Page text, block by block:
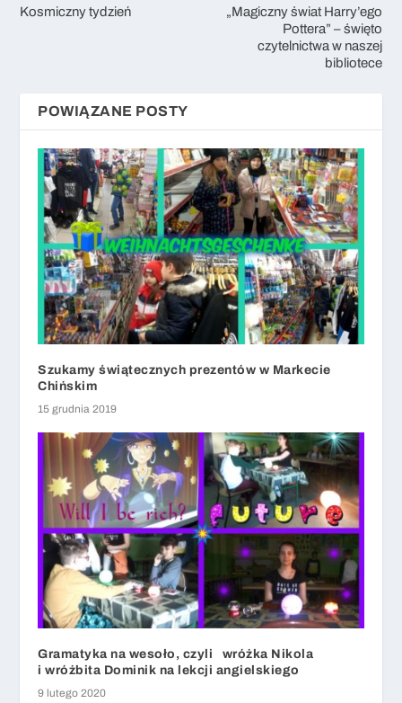
Kosmiczny tydzień
„Magiczny świat Harry’ego
Pottera” – święto
czytelnictwa w naszej
bibliotece
POWIĄZANE POSTY
Szukamy świątecznych prezentów w Markecie
Chińskim
15 grudnia 2019
Gramatyka na wesoło, czyli wróżka Nikola
i wróżbita Dominik na lekcji angielskiego
9 lutego 2020